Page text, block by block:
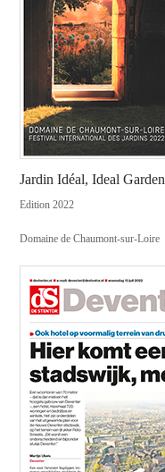
Jardin Idéal, Ideal Garden
Edition 2022
Domaine de Chaumont-sur-Loire